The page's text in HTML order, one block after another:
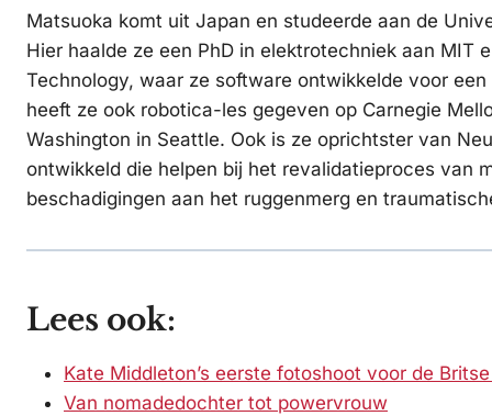
Matsuoka komt uit Japan en studeerde aan de
Hier haalde ze een PhD in elektrotechniek aan MIT
Technology, waar ze software ontwikkelde voor
heeft ze ook robotica-les gegeven op Carnegie
Washington in Seattle. Ook is ze oprichtster van
ontwikkeld die helpen bij het revalidatieproces van
beschadigingen aan het ruggenmerg en
Lees ook:
Kate Middleton’s eerste fotoshoot voor de
Van nomadedochter tot powervrouw